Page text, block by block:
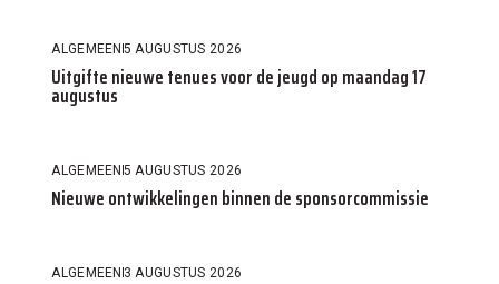
ALGEMEEN5 AUGUSTUS 2026
Uitgifte nieuwe tenues voor de jeugd op maandag 17
augustus
ALGEMEEN5 AUGUSTUS 2026
Nieuwe ontwikkelingen binnen de sponsorcommissie
ALGEMEEN3 AUGUSTUS 2026